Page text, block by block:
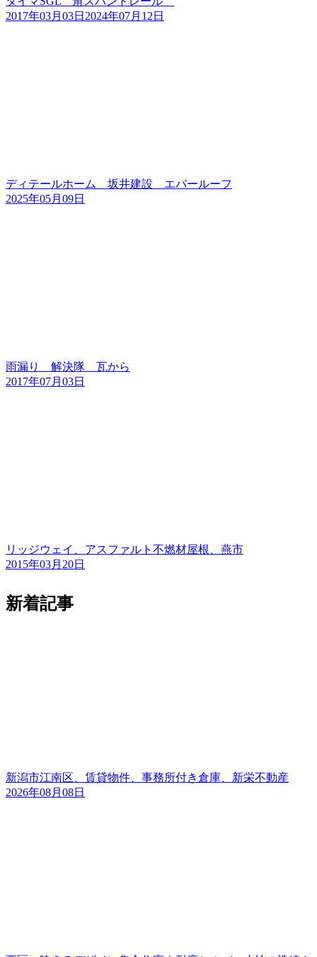
2017年03月03日 2024年07月12日
ディテールホーム 坂井建設 エバールーフ
2025年05月09日
雨漏り 解決隊 瓦から
2017年07月03日
リッジウェイ、アスファルト不燃材屋根、燕市
2015年03月20日
新着記事
新潟市江南区、賃貸物件、事務所付き倉庫、新栄不動産
2026年08月08日